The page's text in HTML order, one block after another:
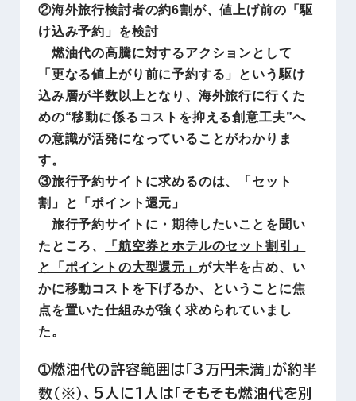
②海外旅行検討者の約6割が、値上げ前の「駆
け込み予約」を検討
燃油代の高騰に対するアクションとして
「更なる値上がり前に予約する」という駆け
込み層が半数以上となり、海外旅行に行くた
めの“移動に係るコストを抑える創意工夫”へ
の意識が活発になっていることがわかりま
す。
③旅行予約サイトに求めるのは、「セット
割」と「ポイント還元」
旅行予約サイトに・期待したいことを聞い
たところ、
「航空券とホテルのセット割引」
と「ポイントの大型還元」 が大半を占め、い
かに移動コストを下げるか、ということに焦
点を置いた仕組みが強く求められていまし
た。
➀燃油代の許容範囲は「3万円未満」が約半
数（※）、5人に1人は「そもそも燃油代を別